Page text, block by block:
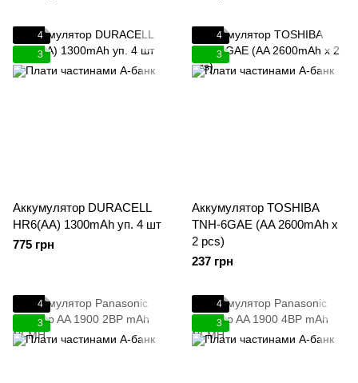
4
3
Аккумулятор DURACELL
HR6(AA) 1300mAh уп. 4 шт
775 грн
4
3
Аккумулятор TOSHIBA
TNH-6GAE (AA 2600mAh x
2 pcs)
237 грн
4
3
4
3